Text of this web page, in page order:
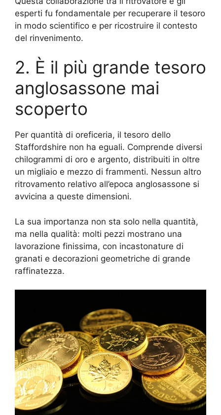
esperti fu fondamentale per recuperare il tesoro
in modo scientifico e per ricostruire il contesto
del rinvenimento.
2. È il più grande tesoro
anglosassone mai
scoperto
Per quantità di oreficeria, il tesoro dello
Staffordshire non ha eguali. Comprende diversi
chilogrammi di oro e argento, distribuiti in oltre
un migliaio e mezzo di frammenti. Nessun altro
ritrovamento relativo all’epoca anglosassone si
avvicina a queste dimensioni.
La sua importanza non sta solo nella quantità,
ma nella qualità: molti pezzi mostrano una
lavorazione finissima, con incastonature di
granati e decorazioni geometriche di grande
raffinatezza.